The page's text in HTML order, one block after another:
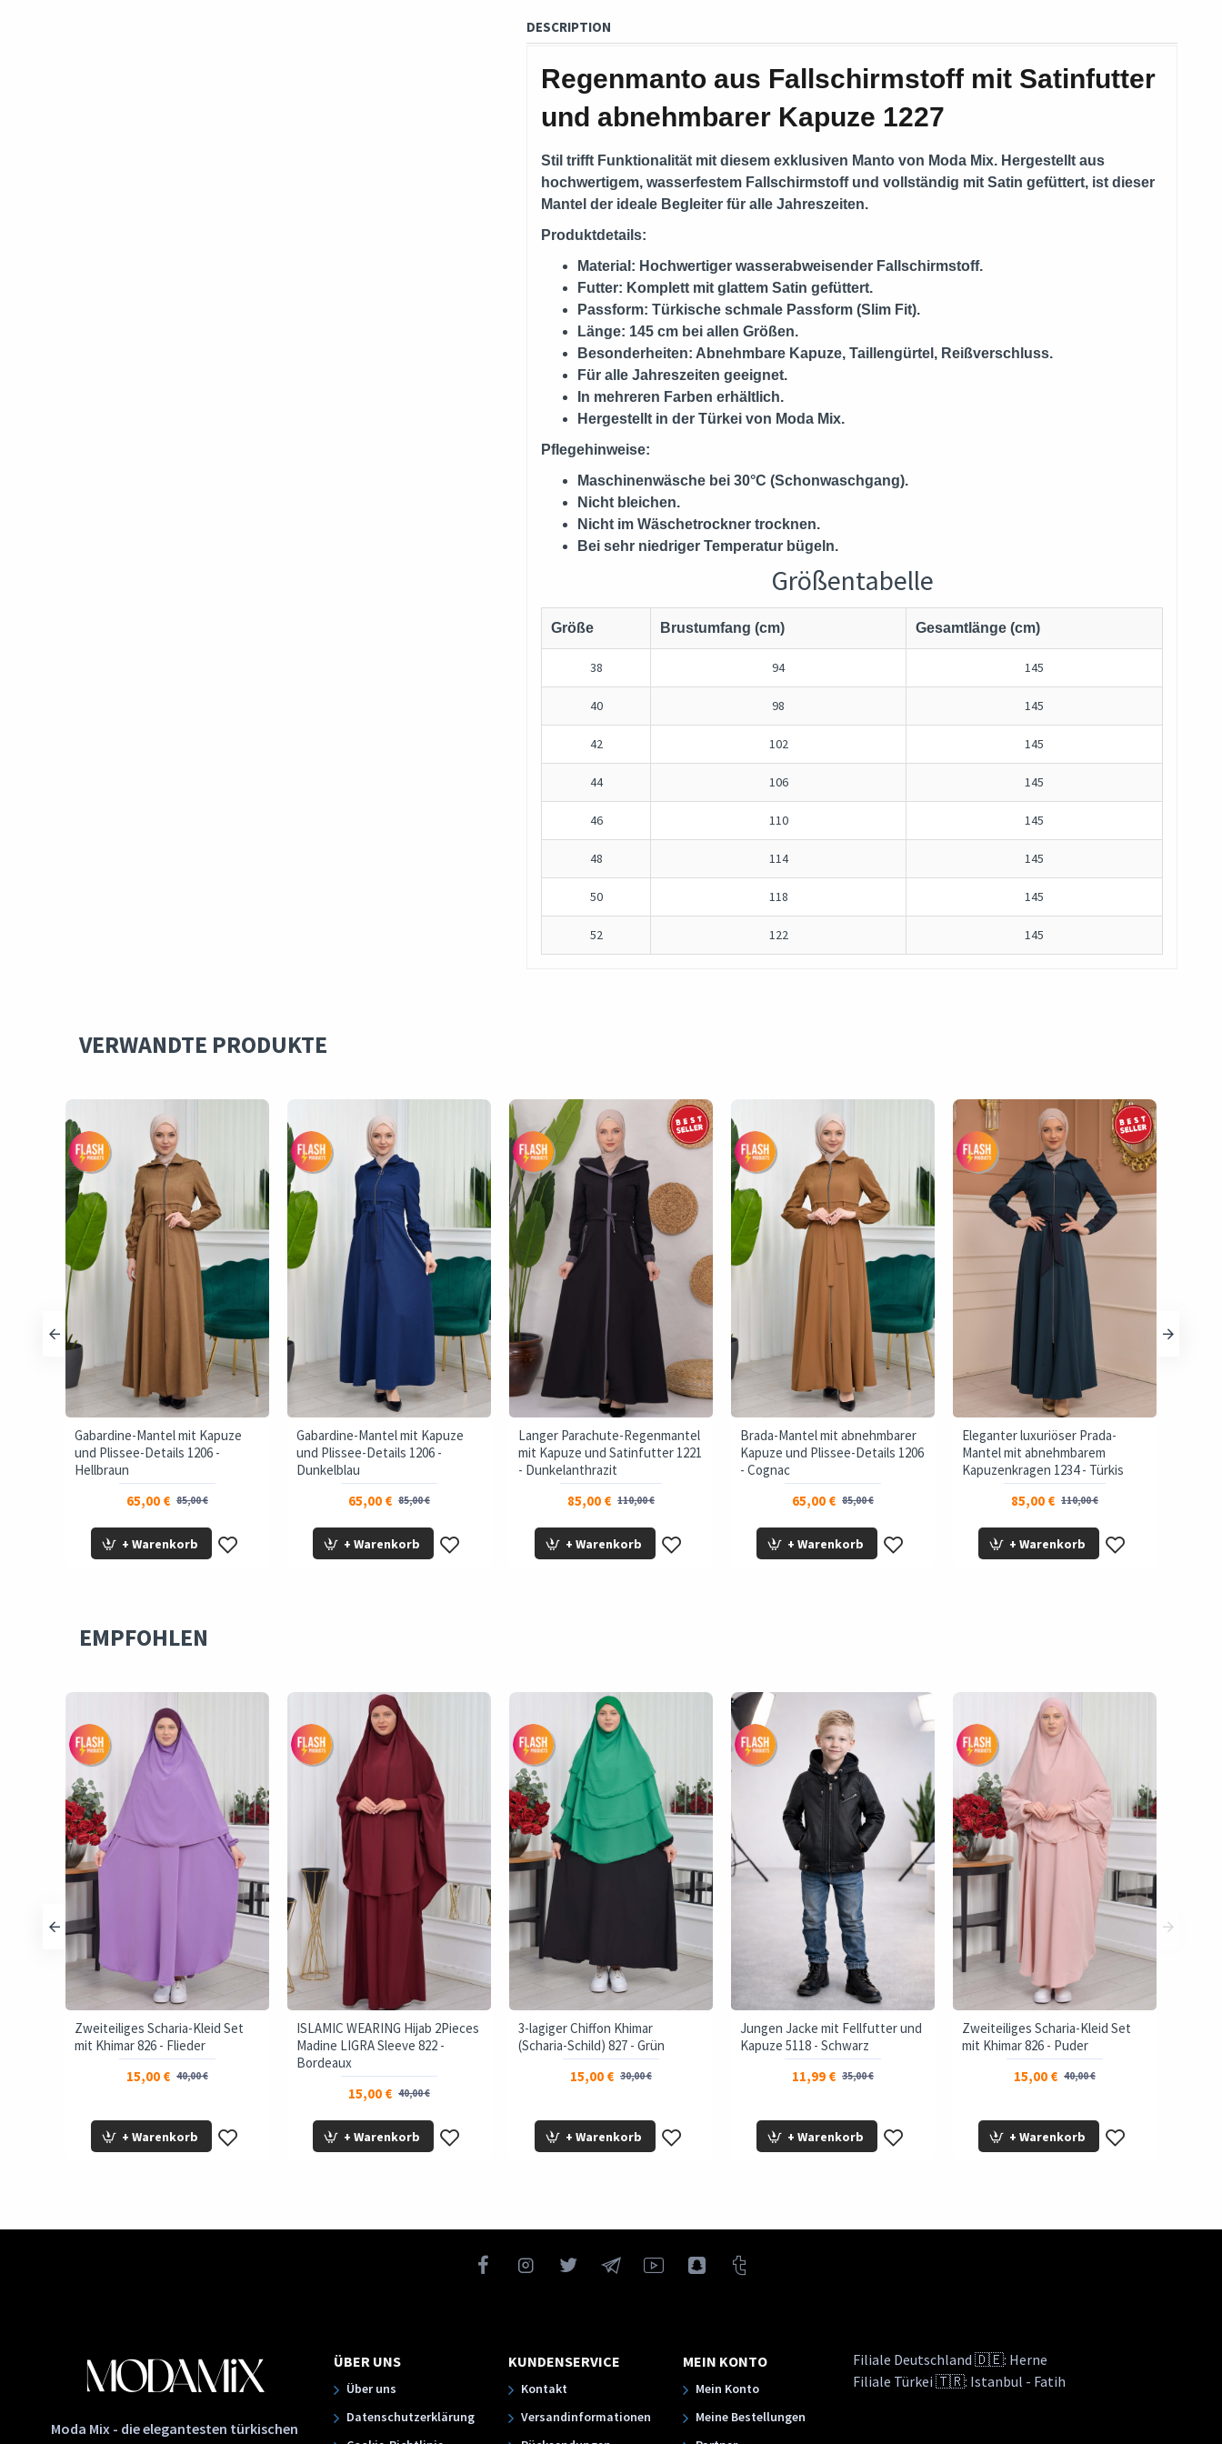
DESCRIPTION
Regenmanto aus Fallschirmstoff mit Satinfutter
und abnehmbarer Kapuze 1227
Stil trifft Funktionalität mit diesem exklusiven Manto von Moda Mix. Hergestellt aus
hochwertigem, wasserfestem Fallschirmstoff und vollständig mit Satin gefüttert, ist dieser
Mantel der ideale Begleiter für alle Jahreszeiten.
Produktdetails:
Material: Hochwertiger wasserabweisender Fallschirmstoff.
Futter: Komplett mit glattem Satin gefüttert.
Passform: Türkische schmale Passform (Slim Fit).
Länge: 145 cm bei allen Größen.
Besonderheiten: Abnehmbare Kapuze, Taillengürtel, Reißverschluss.
Für alle Jahreszeiten geeignet.
In mehreren Farben erhältlich.
Hergestellt in der Türkei von Moda Mix.
Pflegehinweise:
Maschinenwäsche bei 30°C (Schonwaschgang).
Nicht bleichen.
Nicht im Wäschetrockner trocknen.
Bei sehr niedriger Temperatur bügeln.
Größentabelle
Größe Brustumfang (cm) Gesamtlänge (cm)
38 94 145
40 98 145
42 102 145
44 106 145
46 110 145
48 114 145
50 118 145
52 122 145
VERWANDTE PRODUKTE
Gabardine-Mantel mit Kapuze
und Plissee-Details 1206 -
Hellbraun
65,00 € 85,00 €
+ Warenkorb
Gabardine-Mantel mit Kapuze
und Plissee-Details 1206 -
Dunkelblau
65,00 € 85,00 €
+ Warenkorb
Langer Parachute-Regenmantel
mit Kapuze und Satinfutter 1221
- Dunkelanthrazit
85,00 € 110,00 €
+ Warenkorb
Brada-Mantel mit abnehmbarer
Kapuze und Plissee-Details 1206
- Cognac
65,00 € 85,00 €
+ Warenkorb
Eleganter luxuriöser Prada-
Mantel mit abnehmbarem
Kapuzenkragen 1234 - Türkis
85,00 € 110,00 €
+ Warenkorb
EMPFOHLEN
Zweiteiliges Scharia-Kleid Set
mit Khimar 826 - Flieder
15,00 € 40,00 €
+ Warenkorb
ISLAMIC WEARING Hijab 2Pieces
Madine LIGRA Sleeve 822 -
Bordeaux
15,00 € 40,00 €
+ Warenkorb
3-lagiger Chiffon Khimar
(Scharia-Schild) 827 - Grün
15,00 € 30,00 €
+ Warenkorb
Jungen Jacke mit Fellfutter und
Kapuze 5118 - Schwarz
11,99 € 35,00 €
+ Warenkorb
Zweiteiliges Scharia-Kleid Set
mit Khimar 826 - Puder
15,00 € 40,00 €
+ Warenkorb
Moda Mix - die elegantesten türkischen
ÜBER UNS
Über uns
Datenschutzerklärung
KUNDENSERVICE
Kontakt
Versandinformationen
MEIN KONTO
Mein Konto
Meine Bestellungen
Filiale Deutschland 🇩🇪: Herne
Filiale Türkei 🇹🇷: Istanbul - Fatih